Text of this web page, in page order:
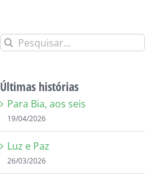
Buscar
Últimas histórias
Para Bia, aos seis
19/04/2026
Luz e Paz
26/03/2026